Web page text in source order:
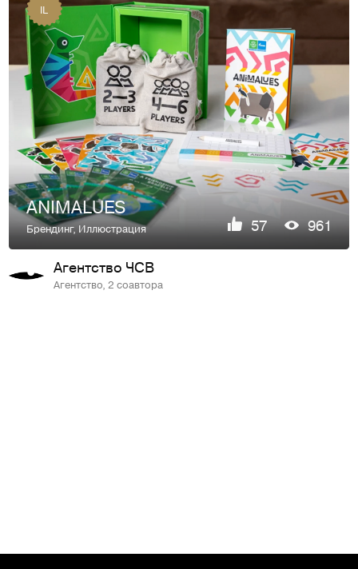
IL
ANIMALUES
Брендинг, Иллюстрация 57 961
Агентство ЧСВ
Агентство, 2 соавтора